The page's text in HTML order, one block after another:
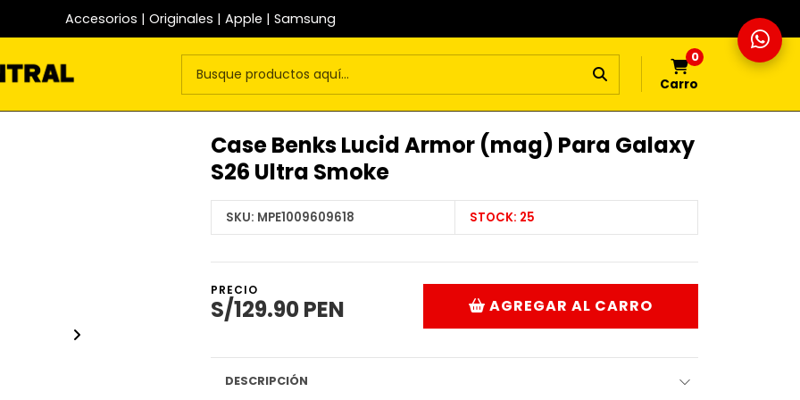
Accesorios | Originales | Apple | Samsung
0
Carro
Case Benks Lucid Armor (mag) Para Galaxy
S26 Ultra Smoke
SKU: MPE1009609618 STOCK: 25
PRECIO
S/129.90 PEN AGREGAR AL CARRO
DESCRIPCIÓN